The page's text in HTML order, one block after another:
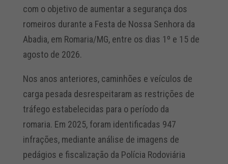
com o objetivo de aumentar a segurança dos
romeiros durante a Festa de Nossa Senhora da
Abadia, em Romaria/MG, entre os dias 1º e 15 de
agosto de 2026.
Nos anos anteriores, caminhões e veículos de
carga pesada desrespeitaram as restrições de
tráfego estabelecidas para o período da
romaria. Em 2025, foram identificadas 947
infrações, mediante análise de imagens de
pedágios e fiscalização da Polícia Rodoviária